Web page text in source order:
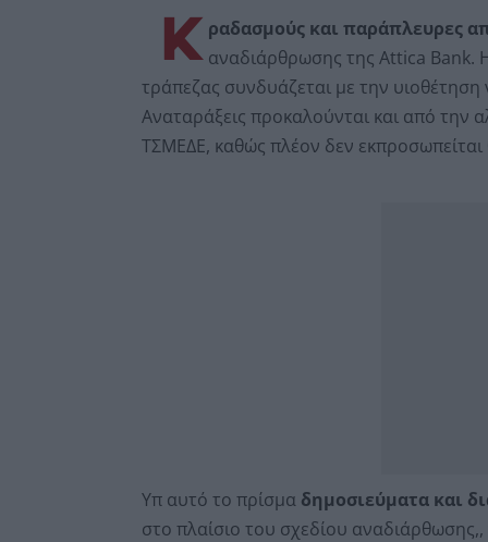
Κ ραδασμούς και παράπλευρες
αναδιάρθρωσης της Attica Bank.
τράπεζας συνδυάζεται με την
Αναταράξεις προκαλούνται και από
ΤΣΜΕΔΕ, καθώς πλέον δεν εκπροσωπείται
Υπ αυτό το πρίσμα δημοσιεύματα και
στο πλαίσιο του σχεδίου